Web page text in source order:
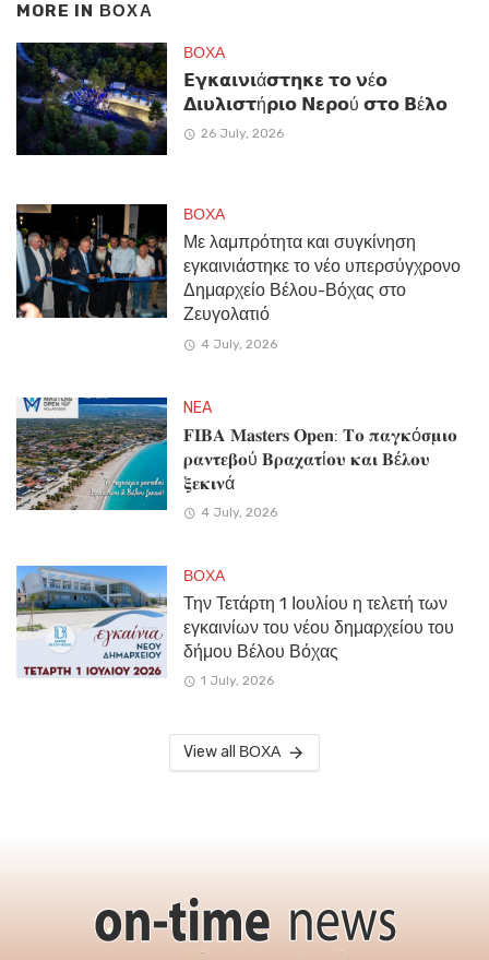
MORE IN ΒΟΧΑ
ΒΟΧΑ
𝝚𝝲𝝹𝝰𝝸𝝼𝝸ά𝞂𝞃𝝶𝝹𝝴 𝞃𝝾 𝝼έ𝝾
𝝙𝝸𝞄𝝺𝝸𝞂𝞃ή𝞀𝝸𝝾 𝝢𝝴𝞀𝝾ύ 𝞂𝞃𝝾 𝝗έ𝝺𝝾
26 July, 2026
ΒΟΧΑ
Με λαμπρότητα και συγκίνηση
εγκαινιάστηκε το νέο υπερσύγχρονο
Δημαρχείο Βέλου-Βόχας στο
Ζευγολατιό
4 July, 2026
NEA
𝐅𝐈𝐁𝐀 𝐌𝐚𝐬𝐭𝐞𝐫𝐬 𝐎𝐩𝐞𝐧: 𝚻𝛐 𝛑𝛂𝛄𝛋ό𝛔𝛍𝛊𝛐
𝛒𝛂𝛎𝛕𝛆𝛃𝛐ύ 𝚩𝛒𝛂𝛘𝛂𝛕ί𝛐𝛖 𝛋𝛂𝛊 𝚩έ𝛌𝛐𝛖
𝛏𝛆𝛋𝛊𝛎ά
4 July, 2026
ΒΟΧΑ
Την Τετάρτη 1 Ιουλίου η τελετή των
εγκαινίων του νέου δημαρχείου του
δήμου Βέλου Βόχας
1 July, 2026
View all ΒΟΧΑ